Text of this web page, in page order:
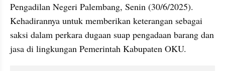
Pengadilan Negeri Palembang, Senin (30/6/2025).
Kehadirannya untuk memberikan keterangan sebagai
saksi dalam perkara dugaan suap pengadaan barang dan
jasa di lingkungan Pemerintah Kabupaten OKU.